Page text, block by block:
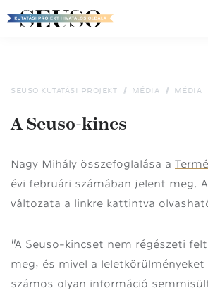
SEUSO KUTATÁSI PROJEKT MÉDIA MÉDIA
A Seuso-kincs
Nagy Mihály összefoglalása a
évi februári számában jelent meg.
változata a linkre kattintva
"A Seuso-kincset nem régészeti
meg, és mivel a
számos olyan információ